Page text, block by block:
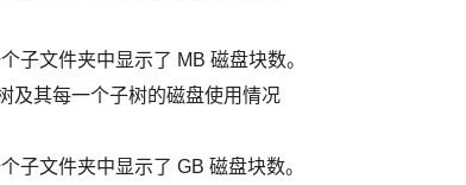
子文件夹中显示了 MB 磁盘块数。
及其每一个子树的磁盘使用情况
子文件夹中显示了 GB 磁盘块数。